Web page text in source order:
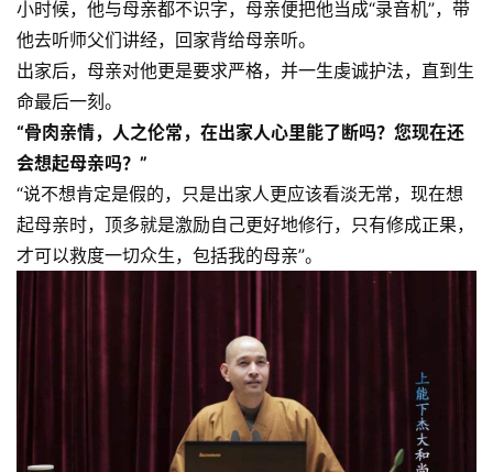
益
慈
善
佛
教
人
物
登录 注册
小时候，他与母亲都不识字，母亲便把他当成“录音机”，带
他去听师父们讲经，回家背给母亲听。
出家后，母亲对他更是要求严格，并一生虔诚护法，直到生
命最后一刻。
“骨肉亲情，人之伦常，在出家人心里能了断吗？ 您现在还
会想起母亲吗？ ”
“说不想肯定是假的，只是出家人更应该看淡无常，现在想
起母亲时，顶多就是激励自己更好地修行，只有修成正果，
才可以救度一切众生，包括我的母亲”。